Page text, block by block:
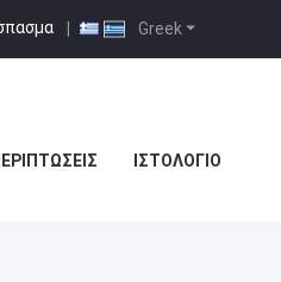
Greek
|
ΙΣΤΟΛΌΓΙΟ